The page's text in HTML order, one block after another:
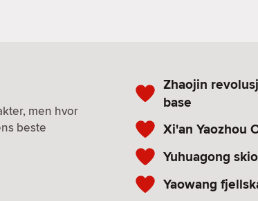
men hvor
beste
Zhaojin
base
Xi'an Yaozhou
Yuhuagong
Yaowang